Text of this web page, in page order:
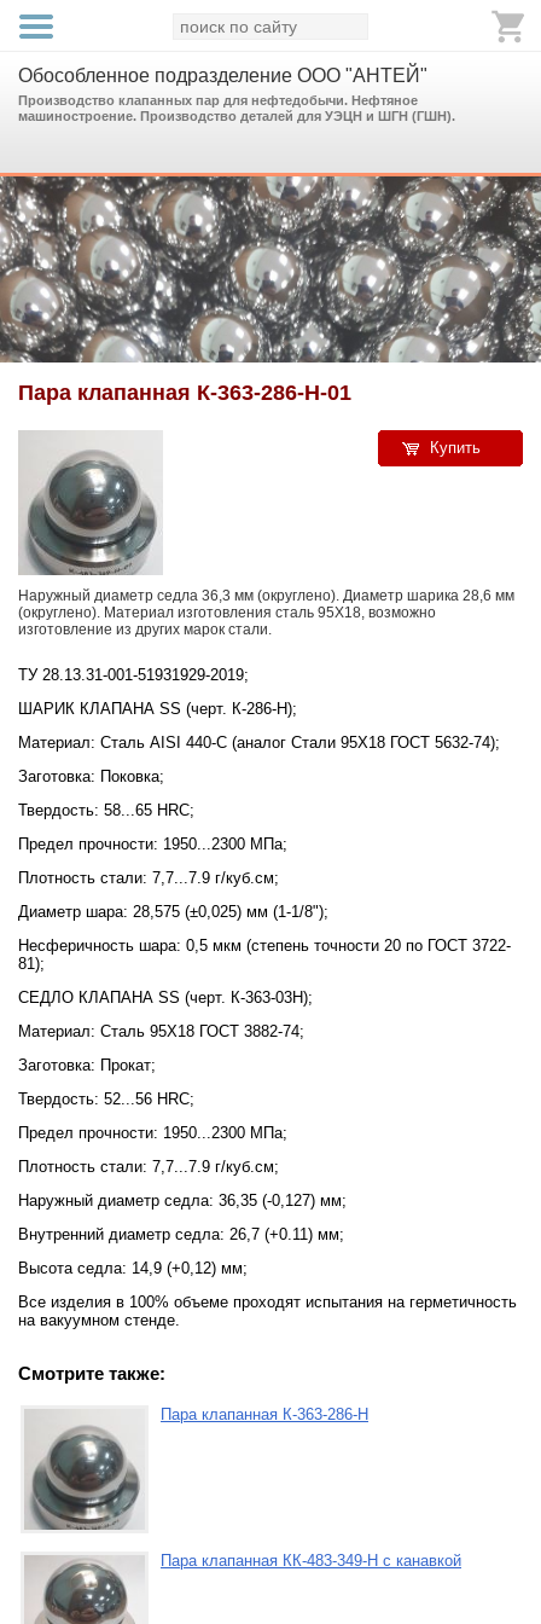
Обособленное подразделение ООО "АНТЕЙ"
Производство клапанных пар для нефтедобычи. Нефтяное
машиностроение. Производство деталей для УЭЦН и ШГН (ГШН).
Пара клапанная К-363-286-Н-01
Купить
Наружный диаметр седла 36,3 мм (округлено). Диаметр шарика 28,6 мм
(округлено). Материал изготовления сталь 95Х18, возможно
изготовление из других марок стали.
ТУ 28.13.31-001-51931929-2019;
ШАРИК КЛАПАНА SS (черт. К-286-Н);
Материал: Сталь AISI 440-C (аналог Стали 95Х18 ГОСТ 5632-74);
Заготовка: Поковка;
Твердость: 58...65 HRC;
Предел прочности: 1950...2300 МПа;
Плотность стали: 7,7...7.9 г/куб.см;
Диаметр шара: 28,575 (±0,025) мм (1-1/8");
Несферичность шара: 0,5 мкм (степень точности 20 по ГОСТ 3722-
81);
СЕДЛО КЛАПАНА SS (черт. К-363-03Н);
Материал: Сталь 95Х18 ГОСТ 3882-74;
Заготовка: Прокат;
Твердость: 52...56 HRC;
Предел прочности: 1950...2300 МПа;
Плотность стали: 7,7...7.9 г/куб.см;
Наружный диаметр седла: 36,35 (-0,127) мм;
Внутренний диаметр седла: 26,7 (+0.11) мм;
Высота седла: 14,9 (+0,12) мм;
Все изделия в 100% объеме проходят испытания на герметичность
на вакуумном стенде.
Смотрите также:
Пара клапанная К-363-286-Н
Пара клапанная КК-483-349-Н с канавкой